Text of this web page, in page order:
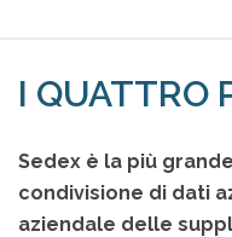
I QUATTRO
Sedex è la più
condivisione di dati
aziendale delle